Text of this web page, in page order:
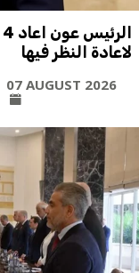
لاعادة النظر فيها
07 AUGUST 2026